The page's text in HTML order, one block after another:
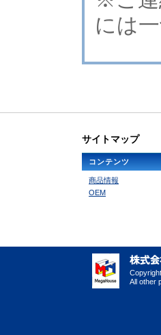
には
サイトマップ
コンテンツ
商品情報
OEM
All other